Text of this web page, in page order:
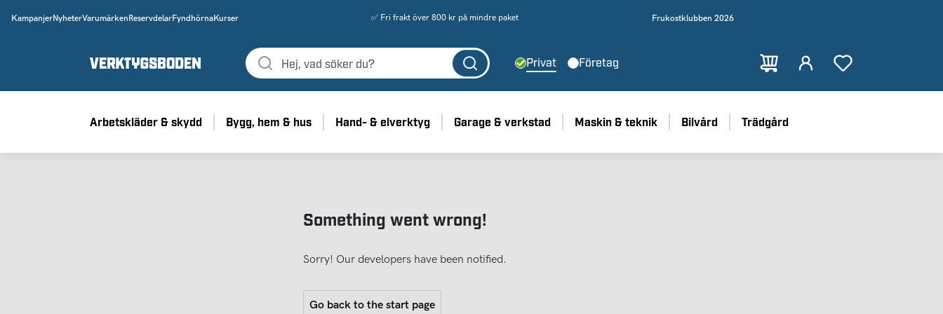
KampanjerNyheterVarumärken ReservdelarFyndhörnaKurser ✅ Fri frakt över 800 kr på mindre paket Frukostklubben 2026
Privat Företag
Arbetskläder & skydd Bygg, hem & hus Hand- & elverktyg Garage & verkstad Maskin & teknik Bilvård Trädgård
Something went wrong!
Sorry! Our developers have been notified.
Go back to the start page